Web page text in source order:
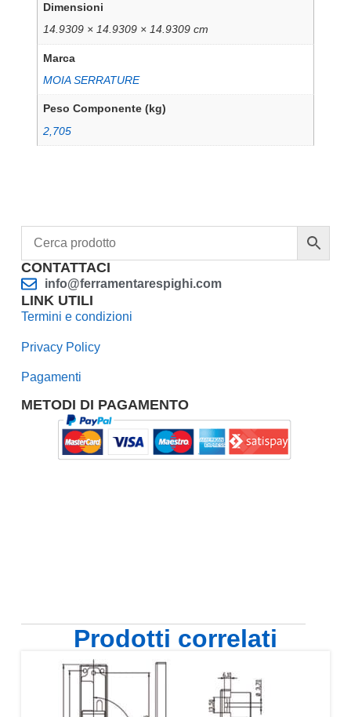
Dimensioni
14.9309 × 14.9309 × 14.9309 cm
Marca
MOIA SERRATURE
Peso Componente (kg)
2,705
CONTATTACI
info@ferramentarespighi.com
LINK UTILI
Termini e condizioni
Privacy Policy
Pagamenti
METODI DI PAGAMENTO
Prodotti correlati